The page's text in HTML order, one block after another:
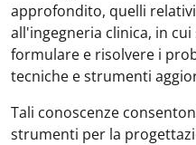
approfondito, quelli
all'ingegneria clinica, in
formulare e risolvere i
tecniche e strumenti
Tali conoscenze
strumenti per la